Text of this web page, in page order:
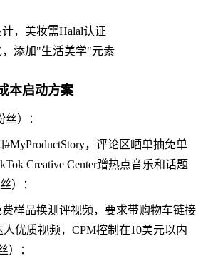
，美妆需Halal认证
，添加"生活美学"元素
本启动方案
丝）：
，评论区晒单抽免单
Creative Center蹭热点音乐和话题
）：
样品换测评视频，要求带购物车链接
人优质视频，CPM控制在10美元以内
）：